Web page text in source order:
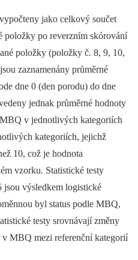
jako celkový součet
položky po reverzním skórování
položky (položky č. 8, 9, 10,
zaznamenány průměrné
dne 0 (den porodu) do dne
jednak průměrné hodnoty
v jednotlivých kategoriích
kategoriích, jejichž
10, což je hodnota
vzorku. Statistické testy
jsou výsledkem logistické
byl status podle MBQ,
testy srovnávají změny
MBQ mezi referenční kategorií